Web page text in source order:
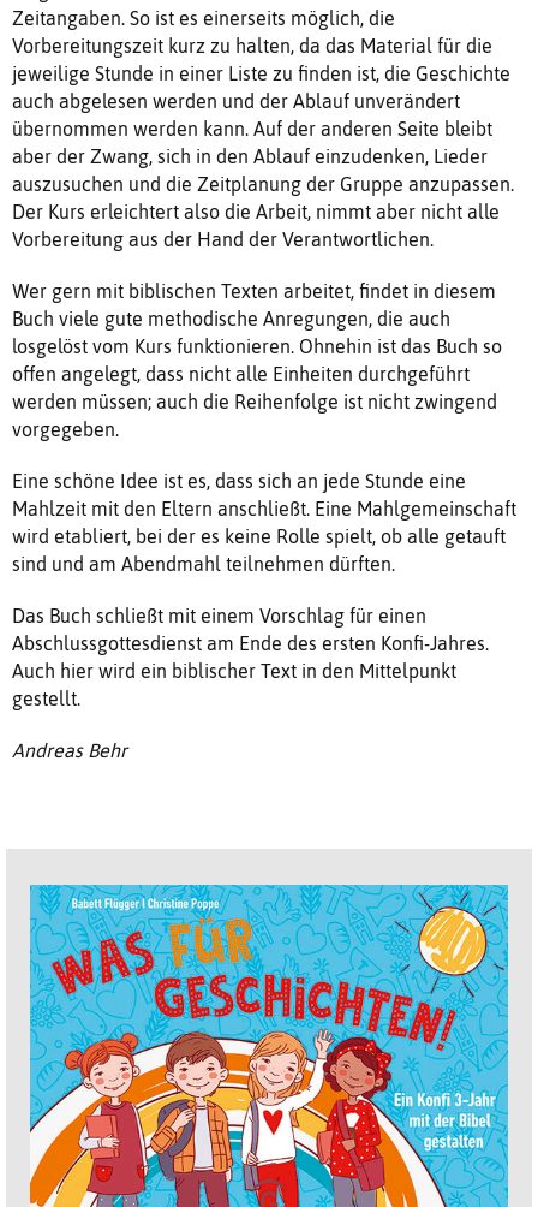
Zeitangaben. So ist es einerseits möglich, die
Vorbereitungszeit kurz zu halten, da das Material für die
jeweilige Stunde in einer Liste zu finden ist, die Geschichte
auch abgelesen werden und der Ablauf unverändert
übernommen werden kann. Auf der anderen Seite bleibt
aber der Zwang, sich in den Ablauf einzudenken, Lieder
auszusuchen und die Zeitplanung der Gruppe anzupassen.
Der Kurs erleichtert also die Arbeit, nimmt aber nicht alle
Vorbereitung aus der Hand der Verantwortlichen.
Wer gern mit biblischen Texten arbeitet, findet in diesem
Buch viele gute methodische Anregungen, die auch
losgelöst vom Kurs funktionieren. Ohnehin ist das Buch so
offen angelegt, dass nicht alle Einheiten durchgeführt
werden müssen; auch die Reihenfolge ist nicht zwingend
vorgegeben.
Eine schöne Idee ist es, dass sich an jede Stunde eine
Mahlzeit mit den Eltern anschließt. Eine Mahlgemeinschaft
wird etabliert, bei der es keine Rolle spielt, ob alle getauft
sind und am Abendmahl teilnehmen dürften.
Das Buch schließt mit einem Vorschlag für einen
Abschlussgottesdienst am Ende des ersten Konfi-Jahres.
Auch hier wird ein biblischer Text in den Mittelpunkt
gestellt.
Andreas Behr